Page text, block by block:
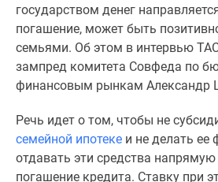
Коммерческие
помещения
Продавцы
застройщики
Панорамы
новостроек
новостроек
государством денег
погашение, может быть
семьями. Об этом в интервью
зампред комитета Совфеда по
финансовым рынкам Александр
Речь идет о том, чтобы не
семейной ипотеке и не делать ее
отдавать эти средства
погашение кредита. Ставку при